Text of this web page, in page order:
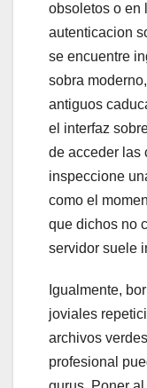
obsoletos o en
autenticacion
se encuentre
sobra
antiguos
el interfaz
de acceder las
inspeccione
como el
que dichos no
servidor suele
Igualmente,
joviales
archivos
profesional